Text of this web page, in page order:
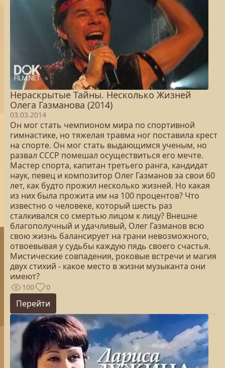
Нераскрытые Тайны. Несколько Жизней
Олега Газманова (2014)
03.03.2014
Он мог стать чемпионом мира по спортивной
гимнастике, но тяжелая травма ног поставила крест
на спорте. Он мог стать выдающимся ученым, но
развал СССР помешал осуществиться его мечте.
Мастер спорта, капитан третьего ранга, кандидат
наук, певец и композитор Олег Газманов за свои 60
лет, как будто прожил несколько жизней. Но какая
из них была прожита им на 100 процентов? Что
известно о человеке, который шесть раз
сталкивался со смертью лицом к лицу? Внешне
благополучный и удачливый, Олег Газманов всю
свою жизнь балансирует на грани невозможного,
отвоевывая у судьбы каждую пядь своего счастья.
Мистические совпадения, роковые встречи и магия
двух стихий - какое место в жизни музыканта они
имеют?
100 0
Перейти